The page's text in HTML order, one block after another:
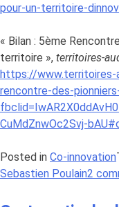
pour-un-territoire-
« Bilan : 5ème
territoire », territoires-
https://
rencontre-des-
CuMdZnwOc2Svj-
Posted in Co-innovation
Sebastien Poulain2